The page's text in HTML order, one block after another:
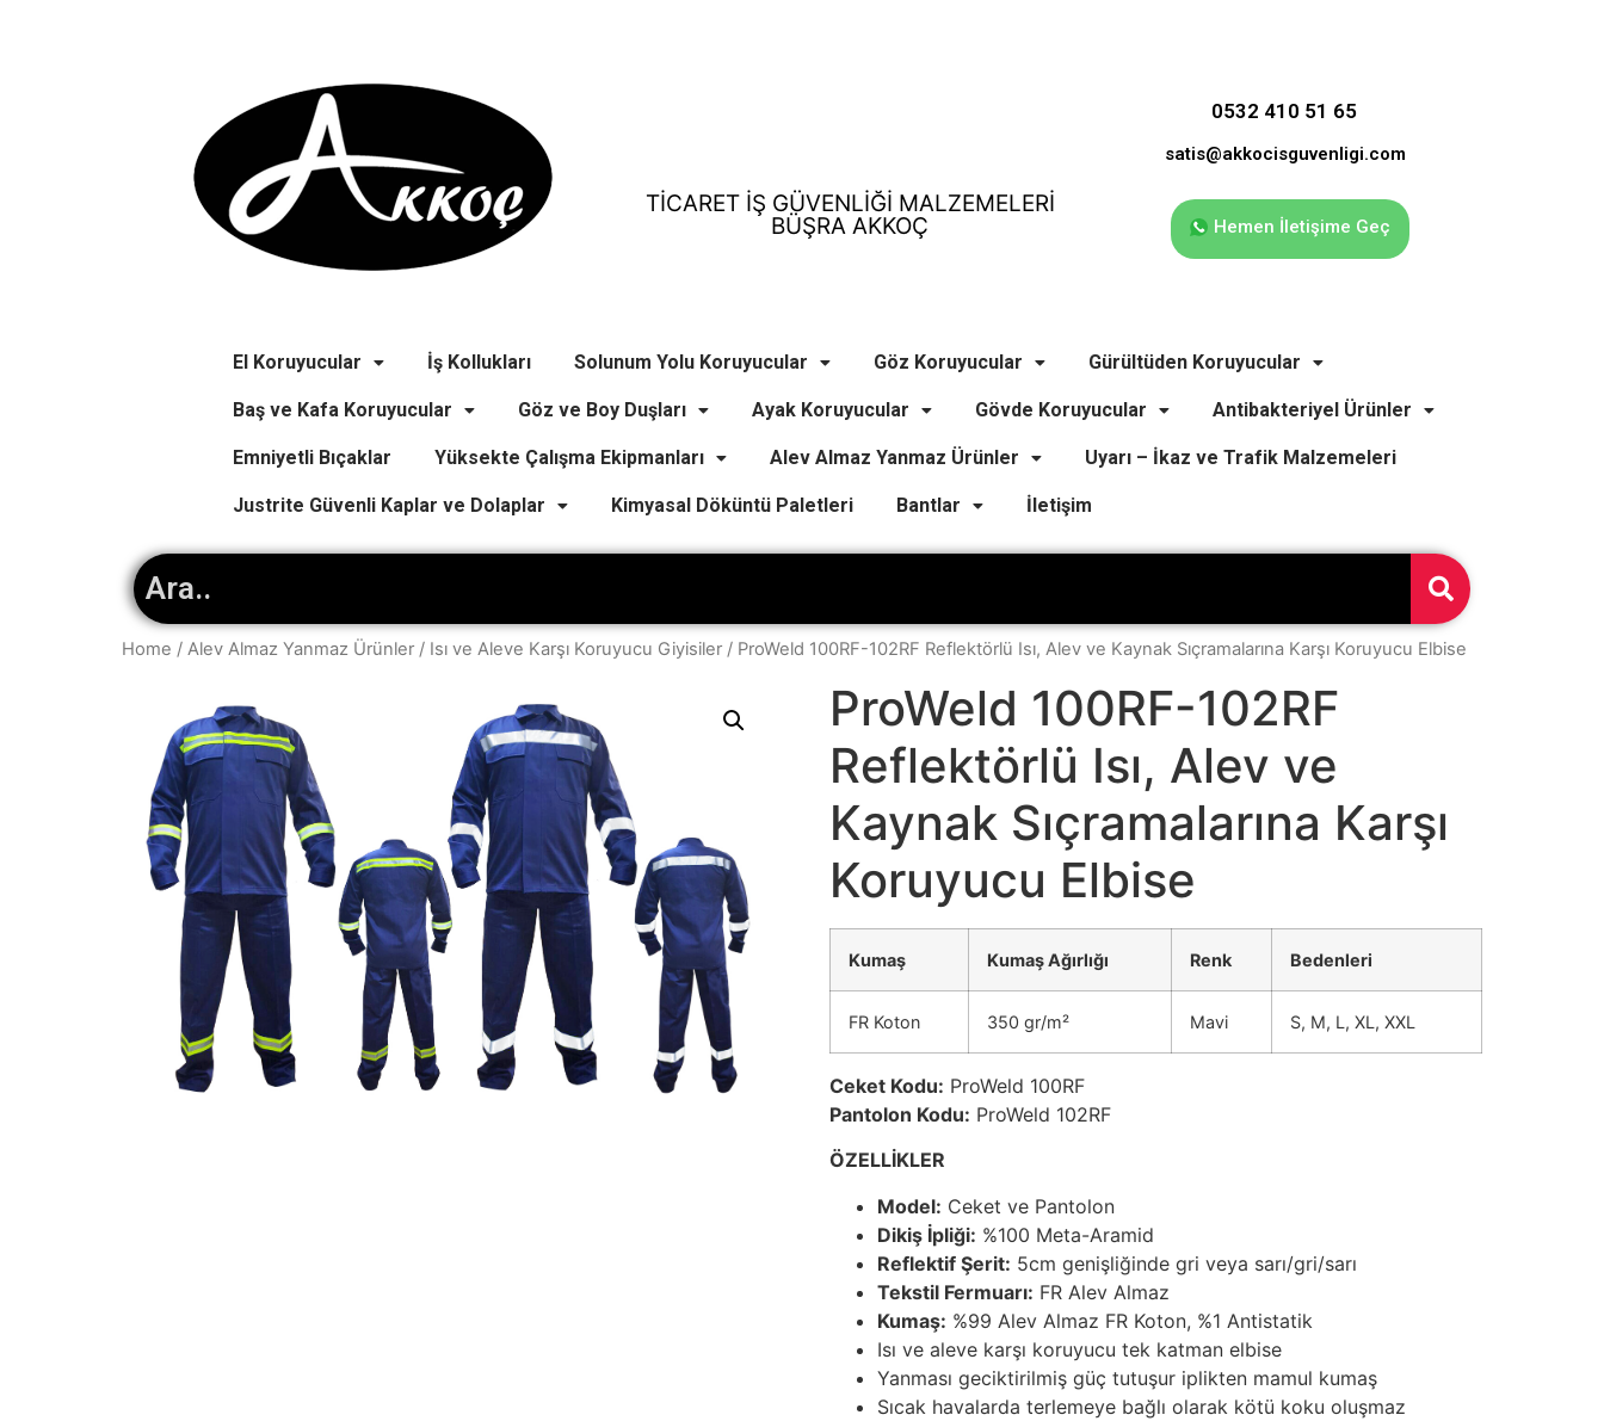
TİCARET İŞ GÜVENLİĞİ MALZEMELERİ
BÜŞRA AKKOÇ
0532 410 51 65
satis@akkocisguvenligi.com
Hemen İletişime Geç
El Koruyucular İş Kollukları Solunum Yolu Koruyucular Göz Koruyucular Gürültüden Koruyucular
Baş ve Kafa Koruyucular Göz ve Boy Duşları Ayak Koruyucular Gövde Koruyucular Antibakteriyel Ürünler
Emniyetli Bıçaklar Yüksekte Çalışma Ekipmanları Alev Almaz Yanmaz Ürünler Uyarı – İkaz ve Trafik Malzemeleri
Justrite Güvenli Kaplar ve Dolaplar Kimyasal Döküntü Paletleri Bantlar İletişim
Home / Alev Almaz Yanmaz Ürünler / Isı ve Aleve Karşı Koruyucu Giyisiler / ProWeld 100RF-102RF Reflektörlü Isı, Alev ve Kaynak Sıçramalarına Karşı Koruyucu Elbise
ProWeld 100RF-102RF
Reflektörlü Isı, Alev ve
Kaynak Sıçramalarına Karşı
Koruyucu Elbise
Kumaş Kumaş Ağırlığı Renk Bedenleri
FR Koton 350 gr/m² Mavi S, M, L, XL, XXL
Ceket Kodu: ProWeld 100RF
Pantolon Kodu: ProWeld 102RF
ÖZELLİKLER
Model: Ceket ve Pantolon
Dikiş İpliği: %100 Meta-Aramid
Reflektif Şerit: 5cm genişliğinde gri veya sarı/gri/sarı
Tekstil Fermuarı: FR Alev Almaz
Kumaş: %99 Alev Almaz FR Koton, %1 Antistatik
Isı ve aleve karşı koruyucu tek katman elbise
Yanması geciktirilmiş güç tutuşur iplikten mamul kumaş
Sıcak havalarda terlemeye bağlı olarak kötü koku oluşmaz